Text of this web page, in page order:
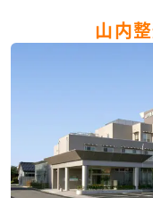
山内